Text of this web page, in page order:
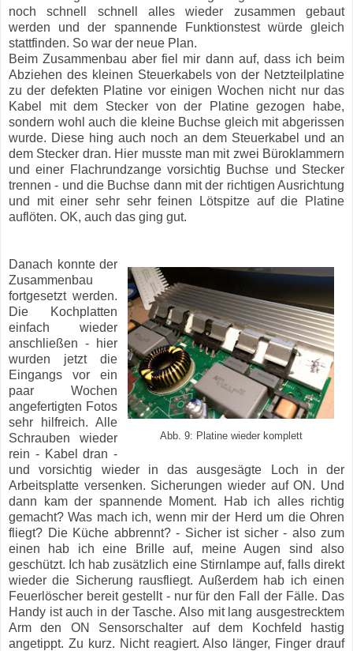
noch schnell schnell alles wieder zusammen gebaut
werden und der spannende Funktionstest würde gleich
stattfinden. So war der neue Plan.
Beim Zusammenbau aber fiel mir dann auf, dass ich beim
Abziehen des kleinen Steuerkabels von der Netzteilplatine
zu der defekten Platine vor einigen Wochen nicht nur das
Kabel mit dem Stecker von der Platine gezogen habe,
sondern wohl auch die kleine Buchse gleich mit abgerissen
wurde. Diese hing auch noch an dem Steuerkabel und an
dem Stecker dran. Hier musste man mit zwei Büroklammern
und einer Flachrundzange vorsichtig Buchse und Stecker
trennen - und die Buchse dann mit der richtigen Ausrichtung
und mit einer sehr sehr feinen Lötspitze auf die Platine
auflöten. OK, auch das ging gut.
Abb. 9: Platine wieder komplett
Danach konnte der
Zusammenbau
fortgesetzt werden.
Die Kochplatten
einfach wieder
anschließen - hier
wurden jetzt die
Eingangs vor ein
paar Wochen
angefertigten Fotos
sehr hilfreich. Alle
Schrauben wieder
rein - Kabel dran -
und vorsichtig wieder in das ausgesägte Loch in der
Arbeitsplatte versenken. Sicherungen wieder auf ON. Und
dann kam der spannende Moment. Hab ich alles richtig
gemacht? Was mach ich, wenn mir der Herd um die Ohren
fliegt? Die Küche abbrennt? - Sicher ist sicher - also zum
einen hab ich eine Brille auf, meine Augen sind also
geschützt. Ich hab zusätzlich eine Stirnlampe auf, falls direkt
wieder die Sicherung rausfliegt. Außerdem hab ich einen
Feuerlöscher bereit gestellt - nur für den Fall der Fälle. Das
Handy ist auch in der Tasche. Also mit lang ausgestrecktem
Arm den ON Sensorschalter auf dem Kochfeld hastig
angetippt. Zu kurz. Nicht reagiert. Also länger, Finger drauf